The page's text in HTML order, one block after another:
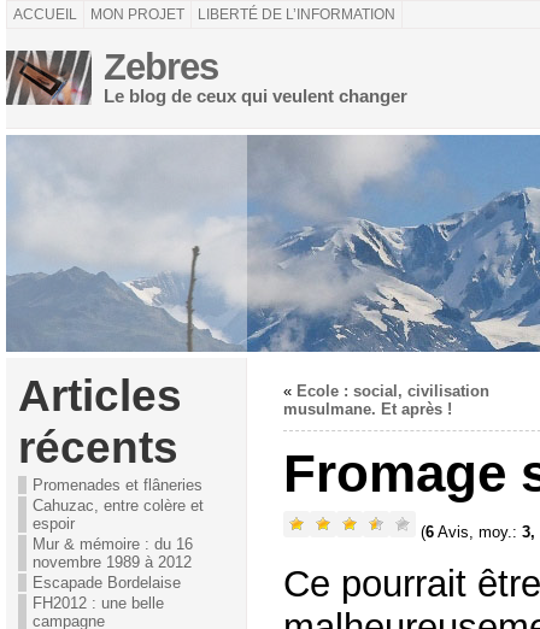
ACCUEIL MON PROJET LIBERTÉ DE L’INFORMATION
Zebres
Le blog de ceux qui veulent changer
Articles
récents
Promenades et flâneries
Cahuzac, entre colère et
espoir
Mur & mémoire : du 16
novembre 1989 à 2012
Escapade Bordelaise
FH2012 : une belle
campagne
« Ecole : social, civilisation
musulmane. Et après !
Fromage
(6Avis, moy.: 3,
Ce pourrait